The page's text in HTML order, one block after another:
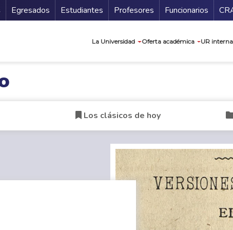
Secundario
Egresados Estudiantes Profesores Funcionarios
La Universidad Oferta académica UR
Los clásicos de hoy